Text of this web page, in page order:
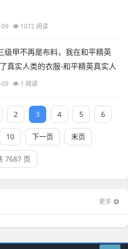
1072 阅读
级甲不再是布料，我在和平精英
真实人类的衣服-和平精英真实人
1 阅读
2 3 4 5 6
10 下一页 末页
7687 页
更多